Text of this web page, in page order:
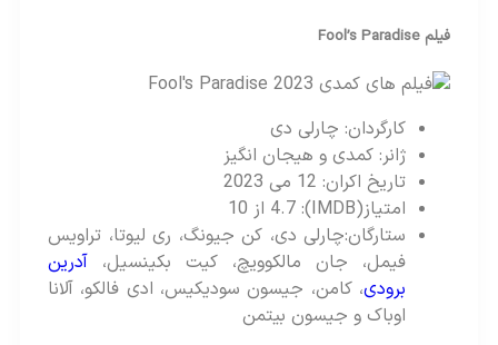
کارگردان: چارلی دی
ژانر: کمدی و هیجان انگیز
تاریخ اکران: 12 می 2023
امتیاز(IMDB): 4.7 از 10
ستارگان:چارلی دی، کن جیونگ، ری لیوتا، تراویس
فیمل، جان مالکوویچ، کیت بکینسیل،آدرین
، کامن، جیسون سودیکیس، ادی فالکو، آلانا
اوباک و جیسون بیتمن